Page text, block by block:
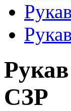
СЗР